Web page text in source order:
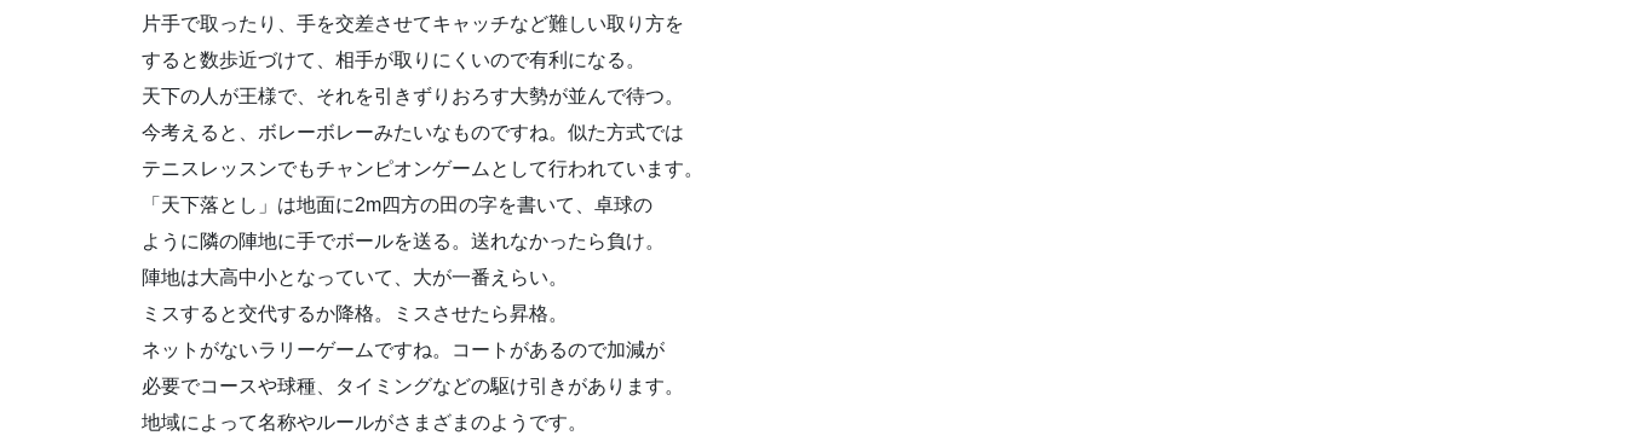
片手で取ったり、手を交差させてキャッチなど難しい取り方を
すると数歩近づけて、相手が取りにくいので有利になる。
天下の人が王様で、それを引きずりおろす大勢が並んで待つ。
今考えると、ボレーボレーみたいなものですね。似た方式では
テニスレッスンでもチャンピオンゲームとして行われています。
「天下落とし」は地面に2m四方の田の字を書いて、卓球の
ように隣の陣地に手でボールを送る。送れなかったら負け。
陣地は大高中小となっていて、大が一番えらい。
ミスすると交代するか降格。ミスさせたら昇格。
ネットがないラリーゲームですね。コートがあるので加減が
必要でコースや球種、タイミングなどの駆け引きがあります。
地域によって名称やルールがさまざまのようです。